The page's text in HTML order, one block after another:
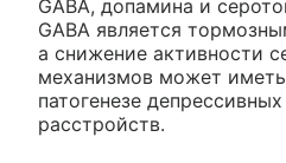
GABA, допамина и
GABA является
а снижение активности
механизмов может иметь
патогенезе
расстройств.